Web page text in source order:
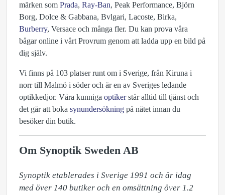
märken som Prada, Ray-Ban, Peak Performance, Björn
Borg, Dolce & Gabbana, Bvlgari, Lacoste, Birka,
Burberry, Versace och många fler. Du kan prova våra
bågar online i vårt Provrum genom att ladda upp en bild på
dig själv.
Vi finns på 103 platser runt om i Sverige, från Kiruna i
norr till Malmö i söder och är en av Sveriges ledande
optikkedjor. Våra kunniga optikerstår alltid till tjänst och
det går att boka synundersökning på nätet innan du
besöker din butik.
Om Synoptik Sweden AB
Synoptik etablerades i Sverige 1991 och är idag
med över 140 butiker och en omsättning över 1.2